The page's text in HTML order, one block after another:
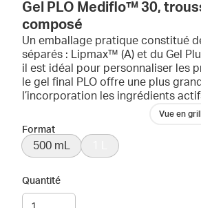
Gel PLO Mediflo™ 30,
composé
Un emballage pratique constitué
séparés : Lipmax™ (A) et du Gel
il est idéal pour personnaliser les
le gel final PLO offre une plus
l’incorporation les ingrédients
Vue en
Format
500 mL
Quantité